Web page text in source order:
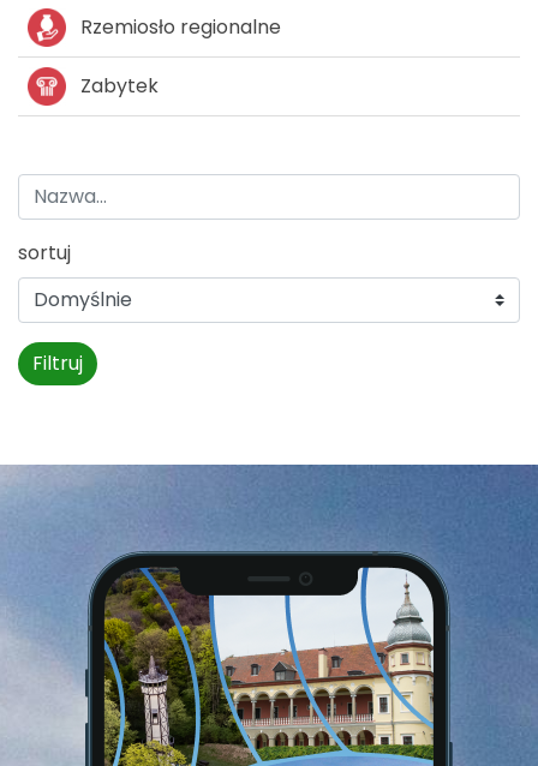
Rzemiosło regionalne
Zabytek
sortuj
Filtruj